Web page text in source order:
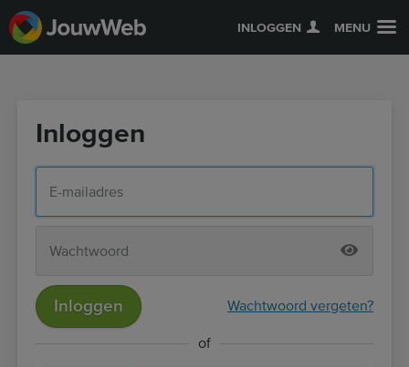
INLOGGEN MENU
Inloggen
Inloggen Wachtwoord vergeten?
of